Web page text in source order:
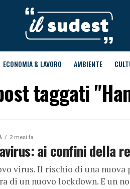
ECONOMIA & LAVORO AMBIENTE
taggati
2 mesi fa
ai confini della
virus. Il rischio di una nuova
di un nuovo lockdown. E un